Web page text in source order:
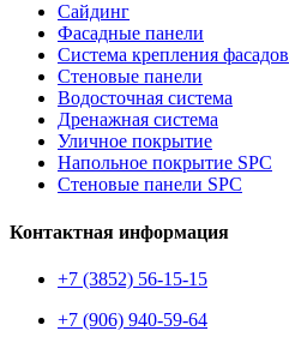
Сайдинг
Фасадные панели
Система крепления фасадов
Стеновые панели
Водосточная система
Дренажная система
Уличное покрытие
Напольное покрытие SPC
Стеновые панели SPC
Контактная информация
+7 (3852) 56-15-15
+7 (906) 940-59-64